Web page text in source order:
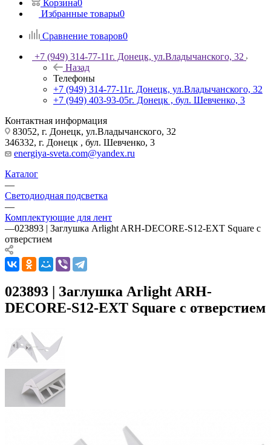
Корзина0
Избранные товары0
Сравнение товаров0
+7 (949) 314-77-11г. Донецк, ул.Владычанского, 32
Назад
Телефоны
+7 (949) 314-77-11г. Донецк, ул.Владычанского, 32
+7 (949) 403-93-05г. Донецк , бул. Шевченко, 3
Контактная информация
83052, г. Донецк, ул.Владычанского, 32
346332, г. Донецк , бул. Шевченко, 3
energiya-sveta.com@yandex.ru
Каталог
—
Светодиодная подсветка
—
Комплектующие для лент
—023893 | Заглушка Arlight ARH-DECORE-S12-EXT Square с
отверстием
023893 | Заглушка Arlight ARH-
DECORE-S12-EXT Square с отверстием